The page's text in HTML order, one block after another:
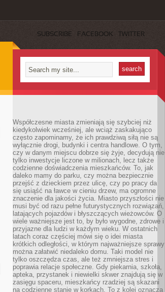
SUBSCRIBE FACEBOOK TWITTER
Współczesne miasta zmieniają się szybciej niż
kiedykolwiek wcześniej, ale wciąż zaskakująco
często zapominamy, że ich prawdziwą siłą nie są
wyłącznie drogi, budynki i centra handlowe. O tym,
czy w danym miejscu dobrze się żyje, decydują nie
tylko inwestycje liczone w milionach, lecz także
codzienne doświadczenia mieszkańców. To, jak
daleko mamy do parku, czy można bezpiecznie
przejść z dzieckiem przez ulicę, czy po pracy da
się usiąść na ławce w cieniu drzew, ma ogromne
znaczenie dla jakości życia. Miasto przyszłości nie
musi być od razu pełne futurystycznych rozwiązań,
latających pojazdów i błyszczących wieżowców. O
wiele ważniejsze jest to, by było wygodne, zdrowe i
przyjazne dla ludzi w każdym wieku. W ostatnich
latach coraz częściej mówi się o idei miasta
krótkich odległości, w którym najważniejsze sprawy
można załatwić niedaleko domu. Taki model nie
tylko oszczędza czas, ale też zmniejsza stres i
poprawia relacje społeczne. Gdy piekarnia, szkoła,
apteka, przystanek i niewielki skwer znajdują się w
zasięgu spaceru, mieszkańcy rzadziej są skazani
na codzienne stanie w korkach. To z kolei oznacza